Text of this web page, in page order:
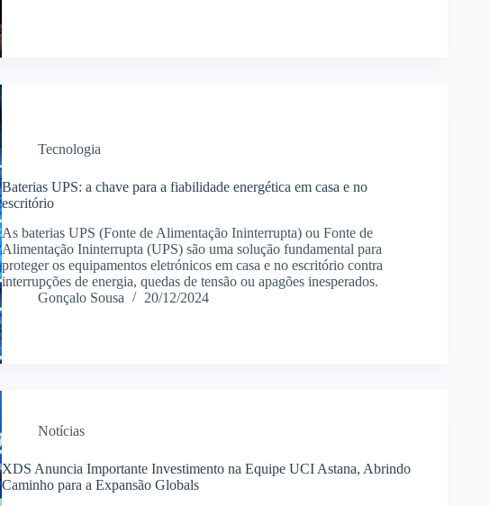
Tecnologia
Baterias UPS: a chave para a fiabilidade energética em casa e no
escritório
As baterias UPS (Fonte de Alimentação Ininterrupta) ou Fonte de
Alimentação Ininterrupta (UPS) são uma solução fundamental para
proteger os equipamentos eletrónicos em casa e no escritório contra
interrupções de energia, quedas de tensão ou apagões inesperados.
Gonçalo Sousa
20/12/2024
Notícias
XDS Anuncia Importante Investimento na Equipe UCI Astana, Abrindo
Caminho para a Expansão Globals